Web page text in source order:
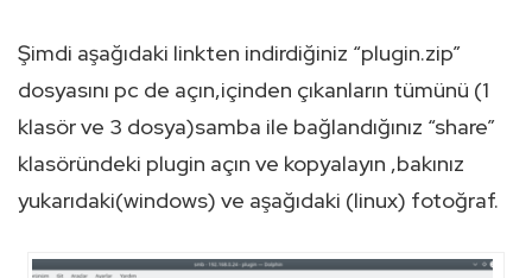
Şimdi aşağıdaki linkten indirdiğiniz “plugin.zip”
dosyasını pc de açın,içinden çıkanların tümünü (1
klasör ve 3 dosya)samba ile bağlandığınız “share”
klasöründeki plugin açın ve kopyalayın ,bakınız
yukarıdaki(windows) ve aşağıdaki (linux) fotoğraf.